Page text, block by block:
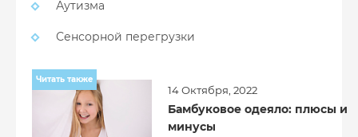
Аутизма
Сенсорной перегрузки
Читать также
14 Октября, 2022
Бамбуковое одеяло: плюсы и
минусы